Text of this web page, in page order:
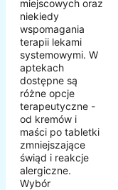
miejscowych oraz
niekiedy
wspomagania
terapii lekami
systemowymi. W
aptekach
dostępne są
różne opcje
terapeutyczne -
od kremów i
maści po tabletki
zmniejszające
świąd i reakcje
alergiczne.
Wybór